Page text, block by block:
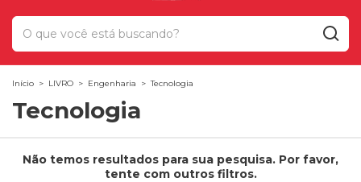
Início > LIVRO > Engenharia > Tecnologia
Tecnologia
Não temos resultados para sua pesquisa. Por favor,
tente com outros filtros.